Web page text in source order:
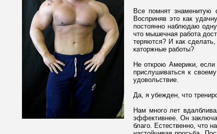
Все помнят знаменитую
Восприняв это как
постоянно наблюдаю
что мышечная работа
теряются? И как
каторжные работы?
Не открою Америки,
прислушиваться к
удовольствие.
Да, я убежден, что
Нам много лет
эффективнее. Он
благо. Естественно, что